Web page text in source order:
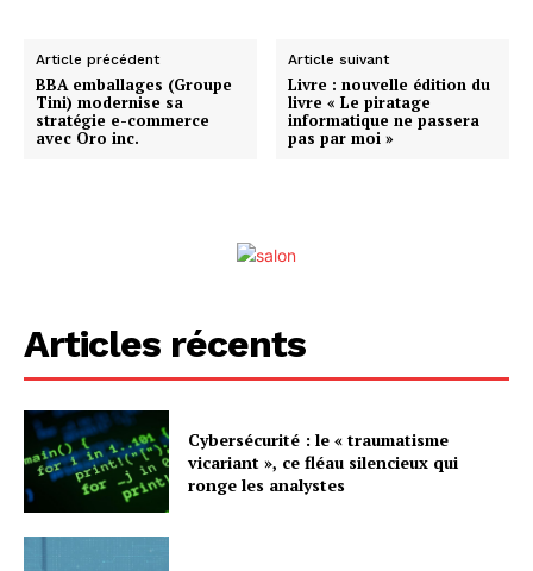
Article précédent
BBA emballages (Groupe
Tini) modernise sa
stratégie e-commerce
avec Oro inc.
Article suivant
Livre : nouvelle édition du
livre « Le piratage
informatique ne passera
pas par moi »
Articles récents
Cybersécurité : le « traumatisme
vicariant », ce fléau silencieux qui
ronge les analystes